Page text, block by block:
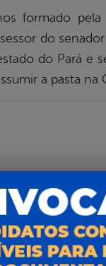
formado pela
do
do Pará e
a pasta na
E-